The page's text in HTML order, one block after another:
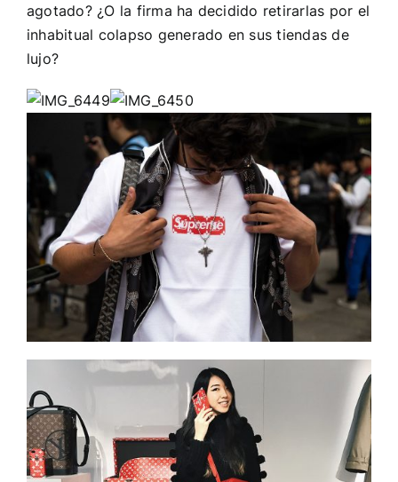
agotado? ¿O la firma ha decidido retirarlas por el
inhabitual colapso generado en sus tiendas de
lujo?